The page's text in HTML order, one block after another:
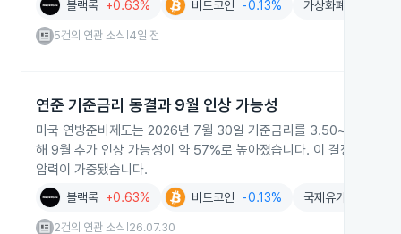
블랙록 +0.63% 비트코인 -0.13% 가상화폐
5건의 연관 소식 4일 전
연준 기준금리 동결과 9월 인상 가능성
미국 연방준비제도는 2026년 7월 30일 기준금리를 3.50~3.75%로
해 9월 추가 인상 가능성이 약 57%로 높아졌습니다. 이 결정으로 국
압력이 가중됐습니다.
블랙록 +0.63% 비트코인 -0.13% 국제유가
2건의 연관 소식 26.07.30